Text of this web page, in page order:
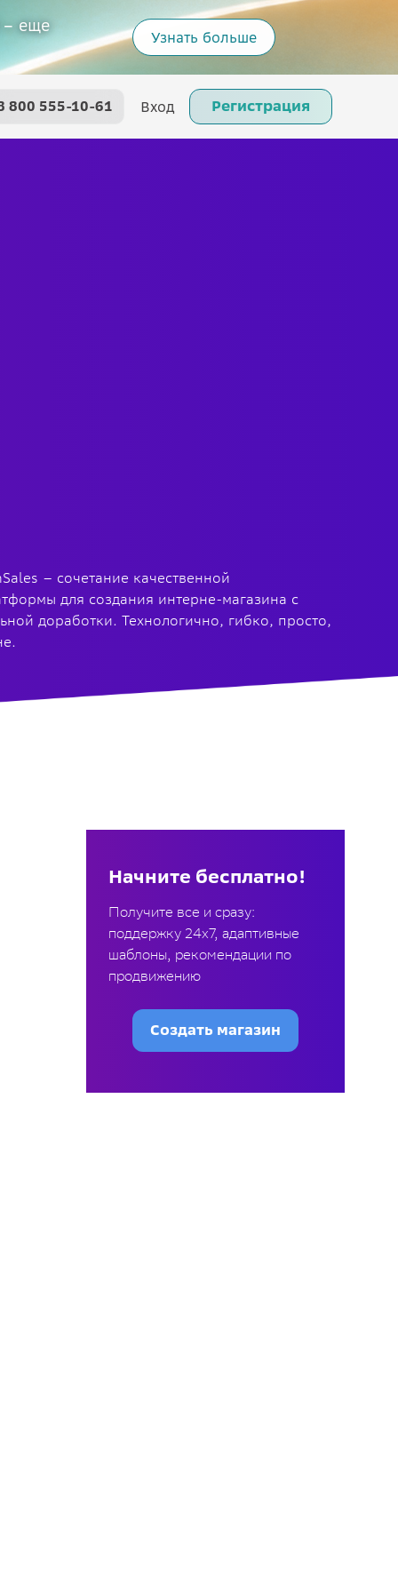
– еще
Узнать больше
800 555-10-61 Вход Регистрация
– сочетание качественной
для создания интерне-магазина с
доработки. Технологично, гибко, просто,
Начните бесплатно!
Получите все и сразу:
поддержку 24х7, адаптивные
шаблоны, рекомендации по
продвижению
Создать магазин